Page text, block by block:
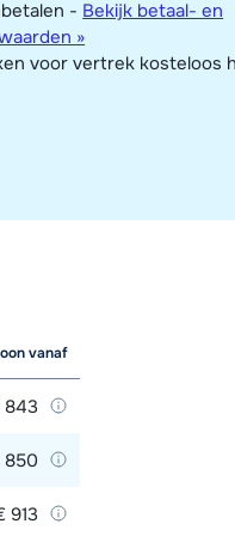
- Bekijk betaal- en
»
voor vertrek kosteloos
vanaf
843
850
913